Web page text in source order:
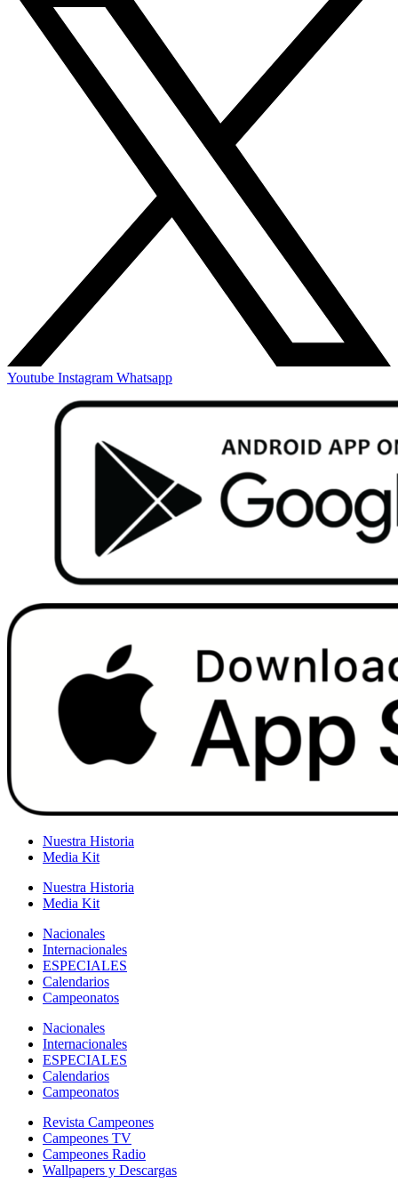
Youtube Instagram Whatsapp
Nuestra Historia
Media Kit
Nuestra Historia
Media Kit
Nacionales
Internacionales
ESPECIALES
Calendarios
Campeonatos
Nacionales
Internacionales
ESPECIALES
Calendarios
Campeonatos
Revista Campeones
Campeones TV
Campeones Radio
Wallpapers y Descargas